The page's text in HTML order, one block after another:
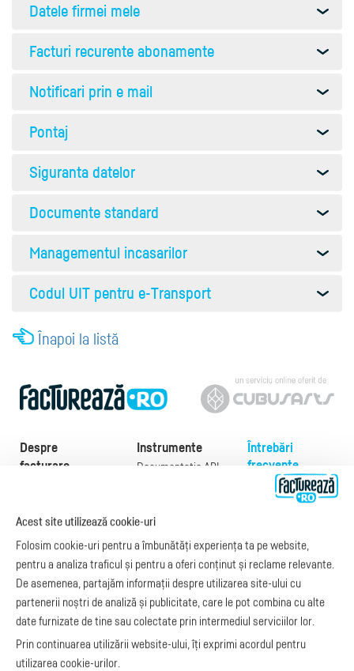
Datele firmei mele
Facturi recurente abonamente
Notificari prin e mail
Pontaj
Siguranta datelor
Documente standard
Managementul incasarilor
Codul UIT pentru e-Transport
Înapoi la listă
Despre
facturare
Exemple de facturi
Model factură
Manual de
facturare
Legislaţie facturi
Facturare online
blog.factureaza.ro
Instrumente
Documentație API
e-Factura B2C
API e-Factura
e-Transport
Integrare Stripe
Integrare
SmartFintech
Integrare PrestaShop
Întrebări
frecvente
Despre noi
Acest site utilizează cookie-uri
Folosim cookie-uri pentru a îmbunătăți experiența ta pe website,
pentru a analiza traficul și pentru a oferi conținut și reclame relevante.
De asemenea, partajăm informații despre utilizarea site-ului cu
partenerii noștri de analiză și publicitate, care le pot combina cu alte
date furnizate de tine sau colectate prin intermediul serviciilor lor.
Prin continuarea utilizării website-ului, îți exprimi acordul pentru
utilizarea cookie-urilor.